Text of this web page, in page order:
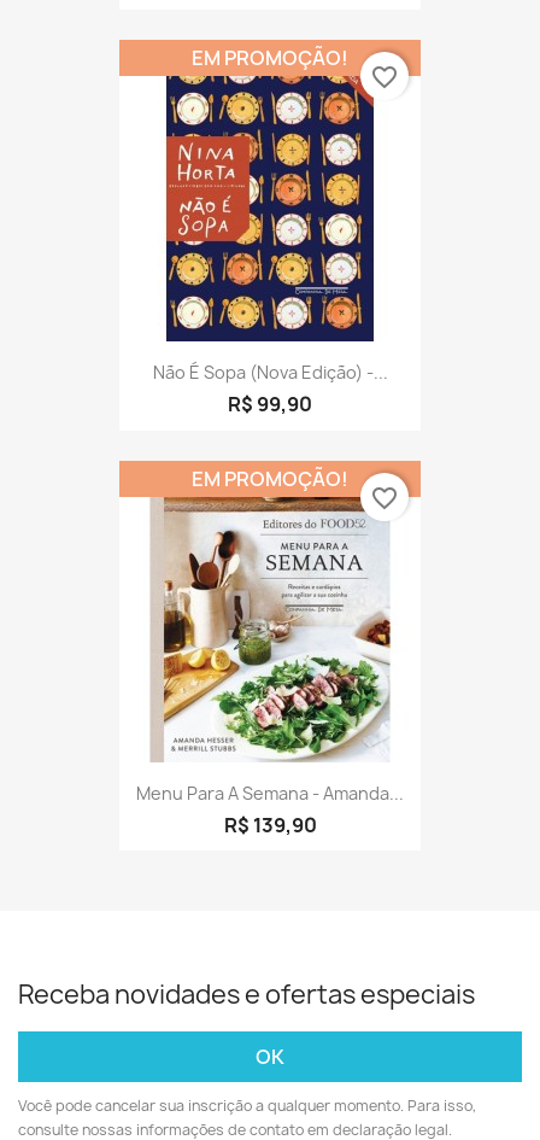
Não É Sopa (Nova Edição) -...
R$ 99,90
EM PROMOÇÃO!
favorite_border
Menu Para A Semana - Amanda...
R$ 139,90
EM PROMOÇÃO!
favorite_border
Receba novidades e ofertas especiais
Você pode cancelar sua inscrição a qualquer momento. Para isso,
consulte nossas informações de contato em declaração legal.